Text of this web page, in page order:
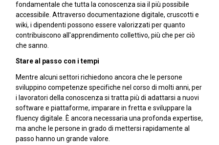
fondamentale che tutta la conoscenza sia il più possibile
accessibile. Attraverso documentazione digitale, cruscotti e
wiki, i dipendenti possono essere valorizzati per quanto
contribuiscono all'apprendimento collettivo, più che per ciò
che sanno.
Stare al passo con i tempi
Mentre alcuni settori richiedono ancora che le persone
sviluppino competenze specifiche nel corso di molti anni, per
i lavoratori della conoscenza si tratta più di adattarsi a nuovi
software e piattaforme, imparare in fretta e sviluppare la
fluency digitale. È ancora necessaria una profonda expertise,
ma anche le persone in grado di mettersi rapidamente al
passo hanno un grande valore.